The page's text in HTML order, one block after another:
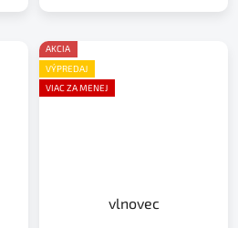
AKCIA
VÝPREDAJ
VIAC ZA MENEJ
vlnovec